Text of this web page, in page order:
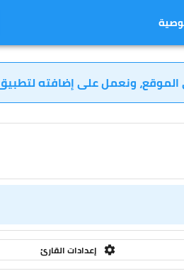
ونعمل على إضافته
إعدادات القارئ